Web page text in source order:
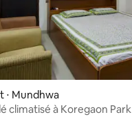
Mundhwa
climatisé à Koregaon Park